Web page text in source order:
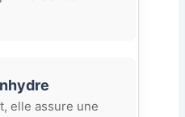
elle assure une